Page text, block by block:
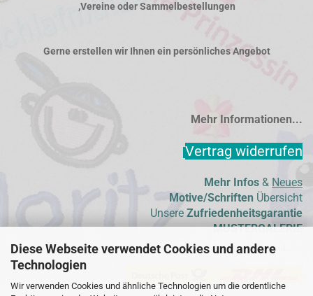
Diese Webseite verwendet Cookies und andere
Technologien
Wir verwenden Cookies und ähnliche Technologien um die ordentliche
,Vereine oder Sammelbestellungen
Gerne erstellen wir Ihnen ein persönliches Angebot
Mehr Informationen...
Vertrag widerrufen
Mehr Infos & Neues
Motive/Schriften Übersicht
Unsere Zufriedenheitsgarantie
MUSTERGALERIE
Wir versenden mit...